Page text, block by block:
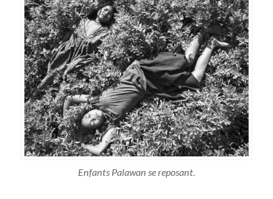
Enfants Palawan se reposant.